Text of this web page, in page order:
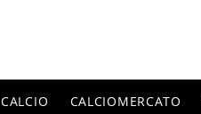
CALCIO CALCIOMERCATO